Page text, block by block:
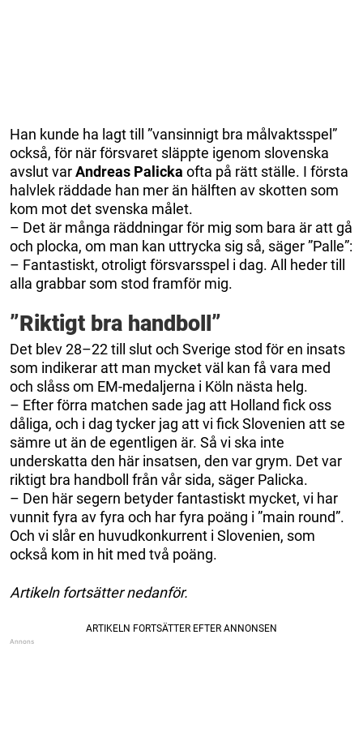
Han kunde ha lagt till ”vansinnigt bra målvaktsspel”
också, för när försvaret släppte igenom slovenska
avslut varAndreas Palicka ofta på rätt ställe. I första
halvlek räddade han mer än hälften av skotten som
kom mot det svenska målet.
– Det är många räddningar för mig som bara är att gå
och plocka, om man kan uttrycka sig så, säger ”Palle”:
– Fantastiskt, otroligt försvarsspel i dag. All heder till
alla grabbar som stod framför mig.
”Riktigt bra handboll”
Det blev 28–22 till slut och Sverige stod för en insats
som indikerar att man mycket väl kan få vara med
och slåss om EM-medaljerna i Köln nästa helg.
– Efter förra matchen sade jag att Holland fick oss
dåliga, och i dag tycker jag att vi fick Slovenien att se
sämre ut än de egentligen är. Så vi ska inte
underskatta den här insatsen, den var grym. Det var
riktigt bra handboll från vår sida, säger Palicka.
– Den här segern betyder fantastiskt mycket, vi har
vunnit fyra av fyra och har fyra poäng i ”main round”.
Och vi slår en huvudkonkurrent i Slovenien, som
också kom in hit med två poäng.
Artikeln fortsätter nedanför.